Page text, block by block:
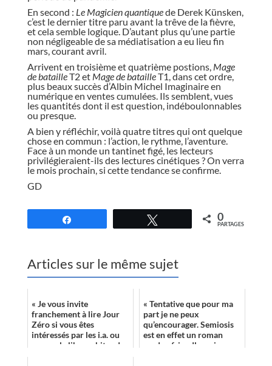
En second : Le Magicien quantiquede Derek Künsken,
c’est le dernier titre paru avant la trêve de la fièvre,
et cela semble logique. D’autant plus qu’une partie
non négligeable de sa médiatisation a eu lieu fin
mars, courant avril.
Arrivent en troisième et quatrième postions, Mage
de batailleT2 et Mage de batailleT1, dans cet ordre,
plus beaux succès d’Albin Michel Imaginaire en
numérique en ventes cumulées. Ils semblent, vues
les quantités dont il est question, indéboulonnables
ou presque.
A bien y réfléchir, voilà quatre titres qui ont quelque
chose en commun : l’action, le rythme, l’aventure.
Face à un monde un tantinet figé, les lecteurs
privilégieraient-ils des lectures cinétiques ? On verra
le mois prochain, si cette tendance se confirme.
GD
0
PARTAGES
Articles sur le même sujet
« Je vous invite
franchement à lire Jour
Zéro si vous êtes
intéressés par les i.a. ou
encore le libre arbitre des
« Tentative que pour ma
part je ne peux
qu’encourager. Semiosis
est en effet un roman
reader-friendly, puisque